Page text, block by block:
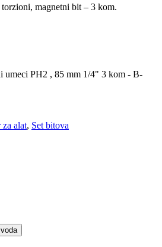
magnetni bit – 3 kom.
umeci PH2 , 85 mm 1/4" 3 kom - B-
za alat, Set bitova